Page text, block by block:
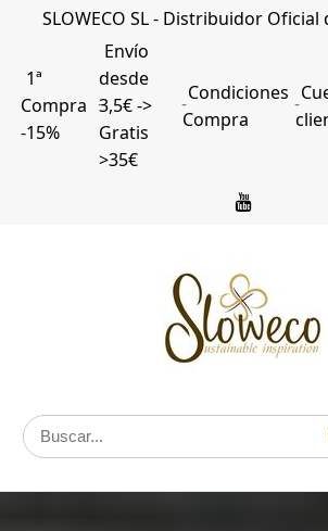
SLOWECO SL - Distribuidor
1ª
Compra
-15%
Envío
desde
3,5€ ->
Gratis
>35€
Condiciones
Compra